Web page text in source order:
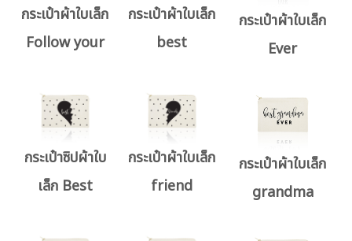
กระเป๋าผ้าใบเล็ก
Follow your
กระเป๋าผ้าใบเล็ก
best
กระเป๋าผ้าใบเล็ก
Ever
กระเป๋าซิปผ้าใบ
เล็ก Best
กระเป๋าผ้าใบเล็ก
friend
กระเป๋าผ้าใบเล็ก
grandma